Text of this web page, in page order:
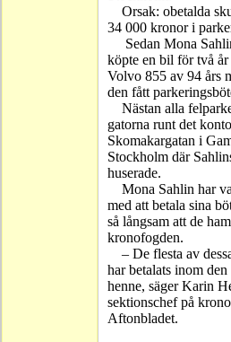
Orsak: obetalda
34 000 kronor i
Sedan Mona
köpte en bil för två år
Volvo 855 av 94 års
den fått
Nästan alla
gatorna runt det
Skomakargatan i
Stockholm där
huserade.
Mona Sahlin har
med att betala sina
så långsam att de
kronofogden.
– De flesta av
har betalats inom
henne, säger Karin
sektionschef på
Aftonbladet.